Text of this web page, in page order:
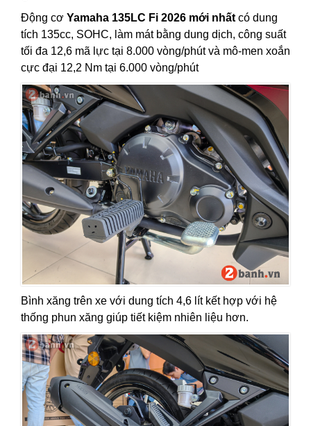
Động cơ Yamaha 135LC Fi 2026 mới nhất có dung
tích 135cc, SOHC, làm mát bằng dung dịch, công suất
tối đa 12,6 mã lực tại 8.000 vòng/phút và mô-men xoắn
cực đại 12,2 Nm tại 6.000 vòng/phút
Bình xăng trên xe với dung tích 4,6 lít kết hợp với hệ
thống phun xăng giúp tiết kiệm nhiên liệu hơn.